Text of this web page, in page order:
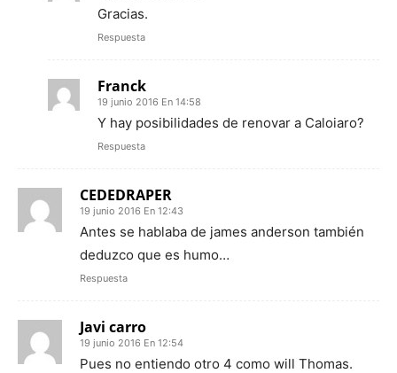
Gracias.
Respuesta
Franck
19 junio 2016 En 14:58
Y hay posibilidades de renovar a Caloiaro?
Respuesta
CEDEDRAPER
19 junio 2016 En 12:43
Antes se hablaba de james anderson también
deduzco que es humo…
Respuesta
Javi carro
19 junio 2016 En 12:54
Pues no entiendo otro 4 como will Thomas.